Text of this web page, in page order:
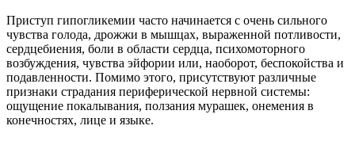
Приступ гипогликемии часто начинается с очень сильного
чувства голода, дрожжи в мышцах, выраженной потливости,
сердцебиения, боли в области сердца, психомоторного
возбуждения, чувства эйфории или, наоборот, беспокойства и
подавленности. Помимо этого, присутствуют различные
признаки страдания периферической нервной системы:
ощущение покалывания, ползания мурашек, онемения в
конечностях, лице и языке.